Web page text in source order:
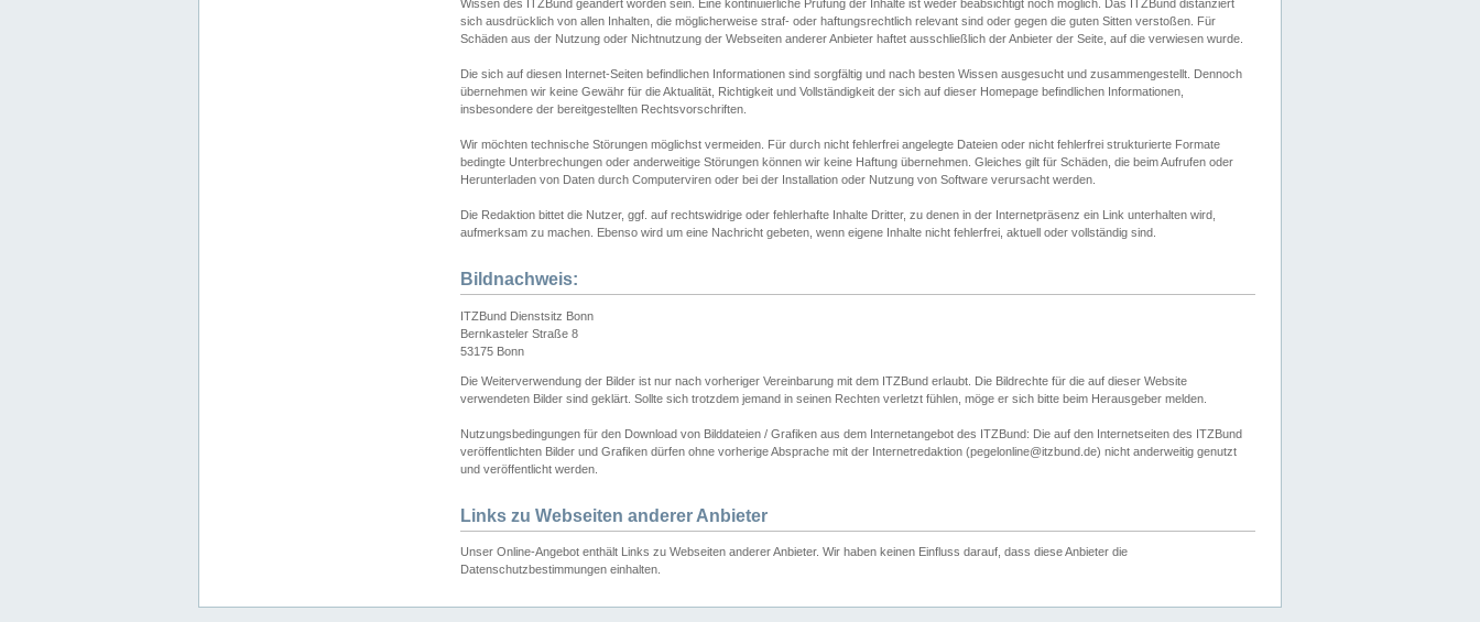
Wissen des ITZBund geändert worden sein. Eine kontinuierliche Prüfung der Inhalte ist weder beabsichtigt noch möglich. Das ITZBund distanziert
sich ausdrücklich von allen Inhalten, die möglicherweise straf- oder haftungsrechtlich relevant sind oder gegen die guten Sitten verstoßen. Für
Schäden aus der Nutzung oder Nichtnutzung der Webseiten anderer Anbieter haftet ausschließlich der Anbieter der Seite, auf die verwiesen wurde.
Die sich auf diesen Internet-Seiten befindlichen Informationen sind sorgfältig und nach besten Wissen ausgesucht und zusammengestellt. Dennoch
übernehmen wir keine Gewähr für die Aktualität, Richtigkeit und Vollständigkeit der sich auf dieser Homepage befindlichen Informationen,
insbesondere der bereitgestellten Rechtsvorschriften.
Wir möchten technische Störungen möglichst vermeiden. Für durch nicht fehlerfrei angelegte Dateien oder nicht fehlerfrei strukturierte Formate
bedingte Unterbrechungen oder anderweitige Störungen können wir keine Haftung übernehmen. Gleiches gilt für Schäden, die beim Aufrufen oder
Herunterladen von Daten durch Computerviren oder bei der Installation oder Nutzung von Software verursacht werden.
Die Redaktion bittet die Nutzer, ggf. auf rechtswidrige oder fehlerhafte Inhalte Dritter, zu denen in der Internetpräsenz ein Link unterhalten wird,
aufmerksam zu machen. Ebenso wird um eine Nachricht gebeten, wenn eigene Inhalte nicht fehlerfrei, aktuell oder vollständig sind.
Bildnachweis:
ITZBund Dienstsitz Bonn
Bernkasteler Straße 8
53175 Bonn
Die Weiterverwendung der Bilder ist nur nach vorheriger Vereinbarung mit dem ITZBund erlaubt. Die Bildrechte für die auf dieser Website
verwendeten Bilder sind geklärt. Sollte sich trotzdem jemand in seinen Rechten verletzt fühlen, möge er sich bitte beim Herausgeber melden.
Nutzungsbedingungen für den Download von Bilddateien / Grafiken aus dem Internetangebot des ITZBund: Die auf den Internetseiten des ITZBund
veröffentlichten Bilder und Grafiken dürfen ohne vorherige Absprache mit der Internetredaktion (pegelonline@itzbund.de) nicht anderweitig genutzt
und veröffentlicht werden.
Links zu Webseiten anderer Anbieter
Unser Online-Angebot enthält Links zu Webseiten anderer Anbieter. Wir haben keinen Einfluss darauf, dass diese Anbieter die
Datenschutzbestimmungen einhalten.